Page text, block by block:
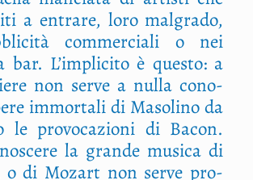
a entra­re, loro mal­gra­do,
com­mer­cia­li o nei
bar. L’implicito è que­sto: a
non ser­ve a nul­la cono­
immor­ta­li di Maso­li­no da
le pro­vo­ca­zio­ni di Bacon.
la gran­de musi­ca di
o di Mozart non ser­ve pro­